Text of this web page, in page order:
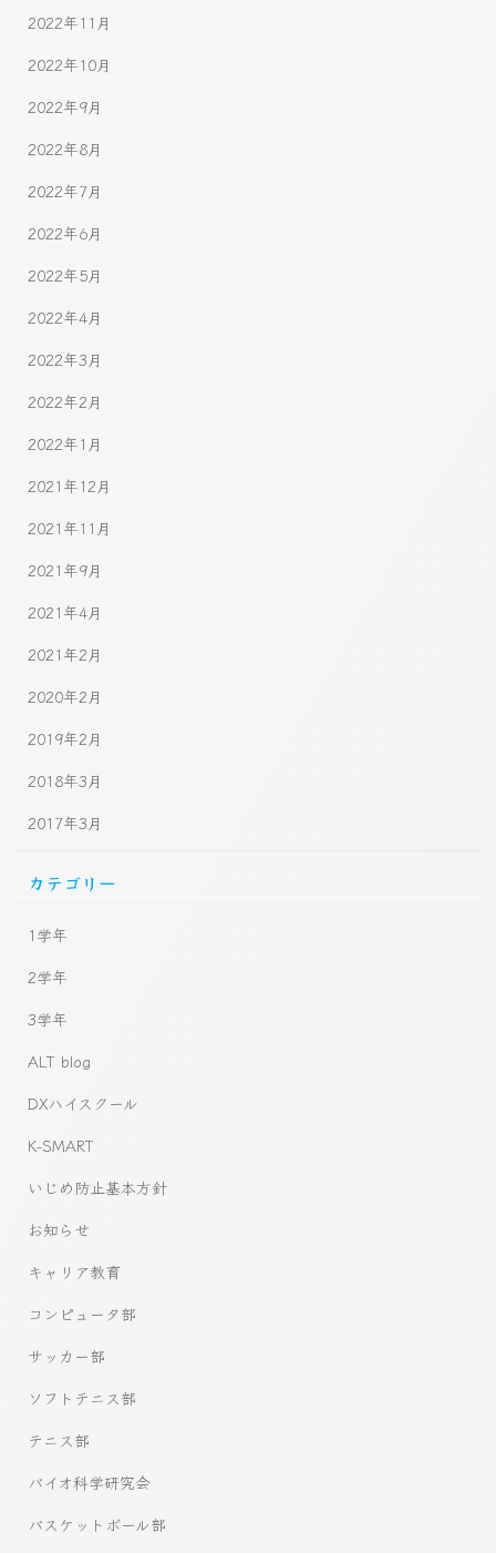
2022年11月
2022年10月
2022年9月
2022年8月
2022年7月
2022年6月
2022年5月
2022年4月
2022年3月
2022年2月
2022年1月
2021年12月
2021年11月
2021年9月
2021年4月
2021年2月
2020年2月
2019年2月
2018年3月
2017年3月
カテゴリー
1学年
2学年
3学年
ALT blog
DXハイスクール
K-SMART
いじめ防止基本方針
お知らせ
キャリア教育
コンピュータ部
サッカー部
ソフトテニス部
テニス部
バイオ科学研究会
バスケットボール部